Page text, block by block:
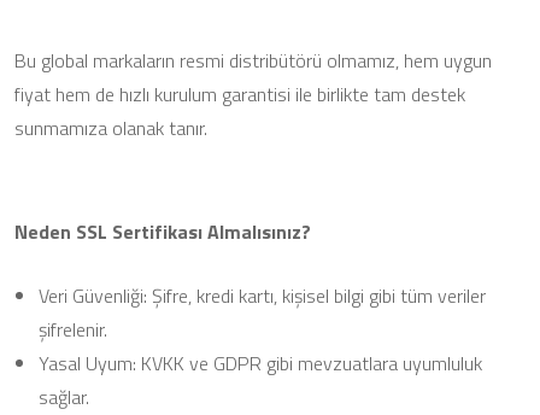
Bu global markaların resmi distribütörü olmamız, hem uygun
fiyat hem de hızlı kurulum garantisi ile birlikte tam destek
sunmamıza olanak tanır.
Neden SSL Sertifikası Almalısınız?
Veri Güvenliği: Şifre, kredi kartı, kişisel bilgi gibi tüm veriler
şifrelenir.
Yasal Uyum: KVKK ve GDPR gibi mevzuatlara uyumluluk
sağlar.